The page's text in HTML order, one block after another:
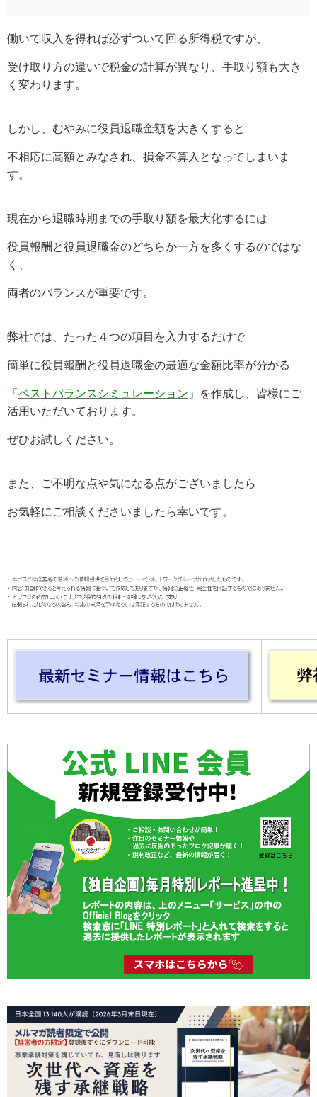
働いて収入を得れば必ずついて回る所得税ですが、
受け取り方の違いで税金の計算が異なり、手取り額も大き
く変わります。
しかし、むやみに役員退職金額を大きくすると
不相応に高額とみなされ、損金不算入となってしまいま
す。
現在から退職時期までの手取り額を最大化するには
役員報酬と役員退職金のどちらか一方を多くするのではな
く、
両者のバランスが重要です。
弊社では、たった４つの項目を入力するだけで
簡単に役員報酬と役員退職金の最適な金額比率が分かる
「 ベストバランスシミュレーション 」
を作成し、皆様にご
活用いただいております。
ぜひお試しください。
また、ご不明な点や気になる点がございましたら
お気軽にご相談くださいましたら幸いです。